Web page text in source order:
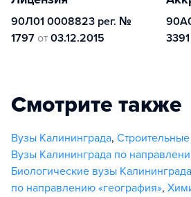
90Л01 0008823 рег. №
1797 от 03.12.2015
3391
Смотрите также
Вузы Калининграда,
Вузы Калининграда по
Биологические вузы Калининграда
по направлению «география»,